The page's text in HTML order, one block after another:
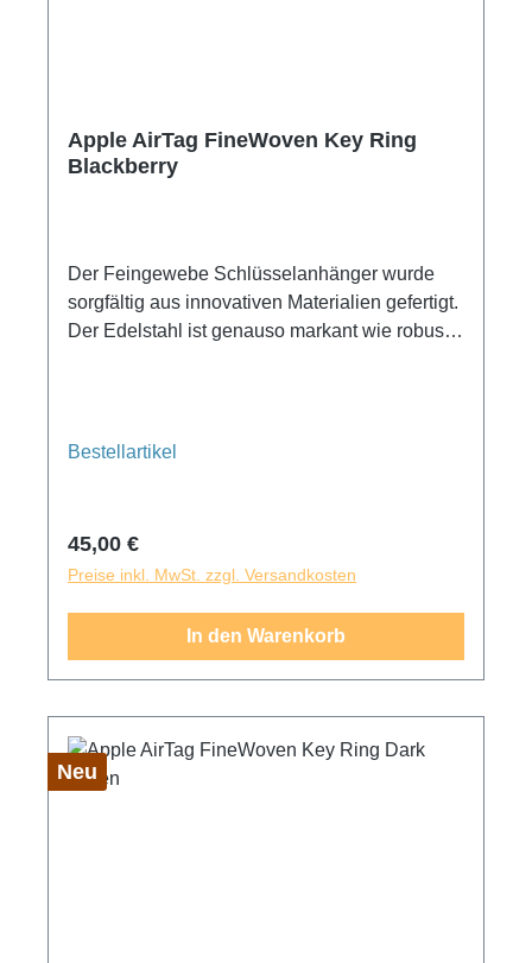
Apple AirTag FineWoven Key Ring
Blackberry
Der Feingewebe Schlüsselanhänger wurde
sorgfältig aus innovativen Materialien gefertigt.
Der Edelstahl ist genauso markant wie robust
Verbraucher:innen und reduziert CO₂
dass es rausfallen könnte. (AirTag ist separat
erhältlich.)
Bestellartikel
Regulärer Preis:
45,00 €
Preise inkl. MwSt. zzgl. Versandkosten
In den Warenkorb
Neu